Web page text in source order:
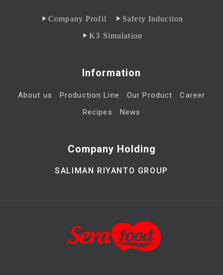
Company Profil Safety Induction
K3 Simulation
Information
About us Production Line Our Product
Career
Recipes
News
Company Holding
SALIMAN RIYANTO GROUP